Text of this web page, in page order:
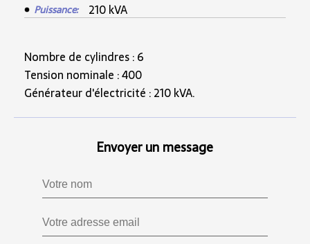
Puissance: 210 kVA
Nombre de cylindres : 6
Tension nominale : 400
Générateur d'électricité : 210 kVA.
Envoyer un message